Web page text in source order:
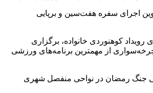
اجرای سفره هفت‌سین و برپایی
کوهنوردی خانواده، برگزاری
از مهمترین برنامه‌های ورزشی
جنگ رمضان در نواحی منفصل شهری